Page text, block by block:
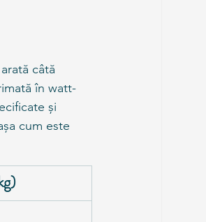
câtă
în watt-
și
cum este